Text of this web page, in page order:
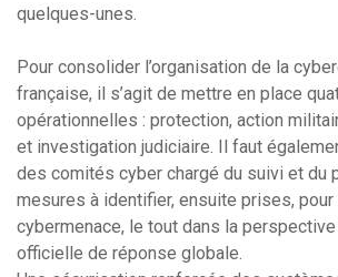
quelques-unes.
Pour consolider l’organisation de la
française, il s’agit de mettre en place
opérationnelles : protection, action
et investigation judiciaire. Il faut
des comités cyber chargé du suivi et du
mesures à identifier, ensuite prises,
cybermenace, le tout dans la perspective
officielle de réponse globale.